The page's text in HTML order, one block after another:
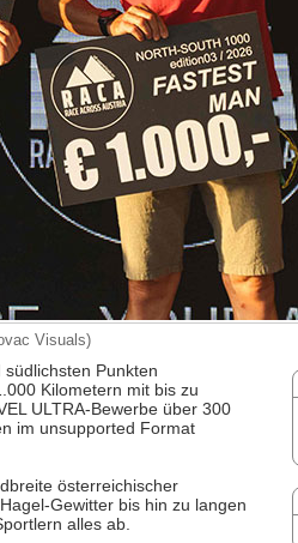
Visuals)
Punkten
Kilometern mit bis zu
ULTRA-Bewerbe über 300
im unsupported Format
österreichischer
Gewitter bis hin zu langen
alles ab.